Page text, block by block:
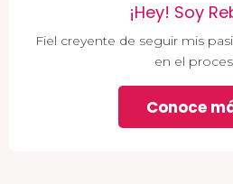
¡Hey! Soy
Fiel creyente de seguir mis
en el
Conoce